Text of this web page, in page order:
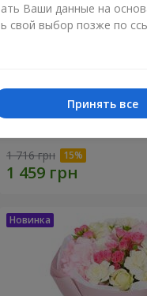
Букет "Sentiment"
1 716 грн
Ваши данные на
свой выбор позже по
Принять все